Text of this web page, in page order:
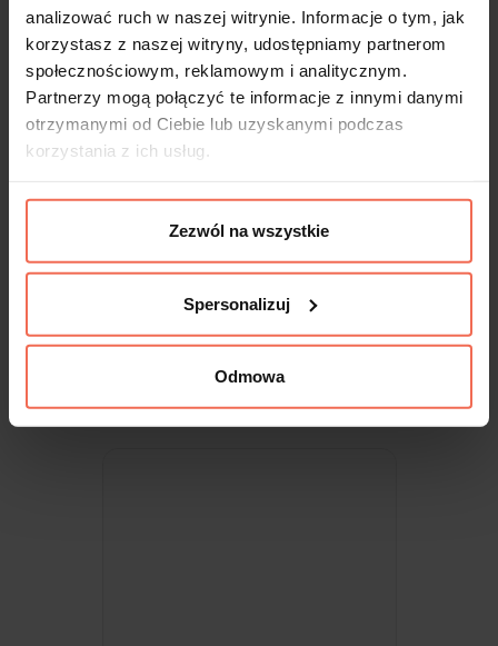
analizować ruch w naszej witrynie. Informacje o tym, jak
korzystasz z naszej witryny, udostępniamy partnerom
społecznościowym, reklamowym i analitycznym.
Partnerzy mogą połączyć te informacje z innymi danymi
otrzymanymi od Ciebie lub uzyskanymi podczas
korzystania z ich usług.
Zezwól na wszystkie
Spersonalizuj
Odmowa
Egger - Próbka Biały alpejski W1100 PM
MDF PerfectSense 300x200x18
19,99 zł